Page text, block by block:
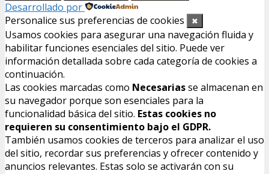
Desarrollado por
Personalice sus preferencias de cookies
✖
Usamos cookies para asegurar una navegación fluida y
habilitar funciones esenciales del sitio. Puede ver
información detallada sobre cada categoría de cookies a
continuación.
Las cookies marcadas como Necesariasse almacenan en
su navegador porque son esenciales para la
funcionalidad básica del sitio. Estas cookies no
requieren su consentimiento bajo el GDPR.
También usamos cookies de terceros para analizar el uso
del sitio, recordar sus preferencias y ofrecer contenido y
anuncios relevantes. Estas solo se activarán con su